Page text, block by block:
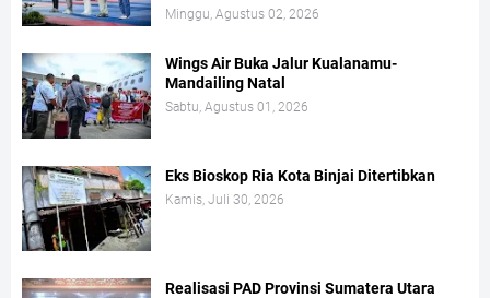
Minggu, Agustus 02, 2026
Wings Air Buka Jalur Kualanamu-
Mandailing Natal
Sabtu, Agustus 01, 2026
Eks Bioskop Ria Kota Binjai Ditertibkan
Kamis, Juli 30, 2026
Realisasi PAD Provinsi Sumatera Utara